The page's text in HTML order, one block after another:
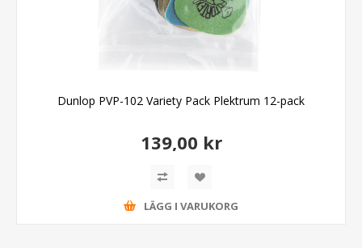
Dunlop PVP-102 Variety Pack Plektrum 12-pack
139,00 kr
LÄGG I VARUKORG